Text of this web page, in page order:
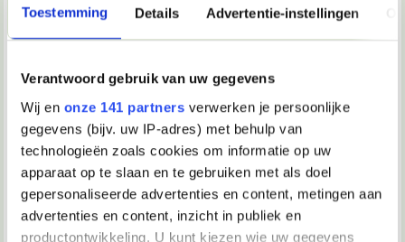
Toestemming Details Advertentie-instellingen
Verantwoord gebruik van uw gegevens
Wij en onze 141 partners verwerken je persoonlijke
gegevens (bijv. uw IP-adres) met behulp van
technologieën zoals cookies om informatie op uw
apparaat op te slaan en te gebruiken met als doel
gepersonaliseerde advertenties en content, metingen aan
advertenties en content, inzicht in publiek en
productontwikkeling. U kunt kiezen wie uw gegevens
12-08-2007, 22:38
Stefenootje, je moet niet zoveel nadenken over wat andere
mensen misschien wel niet zouden kunnen denken.
is alleen maar vermoeiend. Gewoon doen wat jij wilt en
/caren wat anderen denken!
__________________
Je was een glasblazer met een wolk van diamanten aan zijn mond
12-08-2007, 22:38
TRA